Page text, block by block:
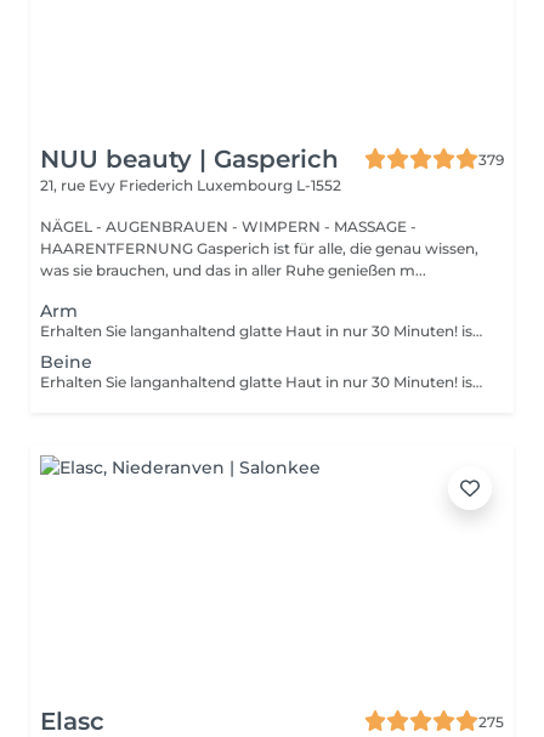
NUU beauty | Gasperich
379
21, rue Evy Friederich Luxembourg L-1552
NÄGEL - AUGENBRAUEN - WIMPERN - MASSAGE -
HAARENTFERNUNG Gasperich ist für alle, die genau wissen,
was sie brauchen, und das in aller Ruhe genießen m...
Arm
Erhalten Sie langanhaltend glatte Haut in nur 30 Minuten! ist eine Methode zur Haarentfernung, bei der die Haare mitsamt der Haarfollikel mit warmem Wachs herausgezogen werden. Wie wird die Wachs-Epilation durchgeführt? - Vorbereitung (die Kosmetikerin trägt eine spezielle antiseptische Lotion auf die Haut auf) - Wachs wird aufgetragen (die Wachsmischung wird auf eine bestimmte Temperatur erhitzt und anschließend mit einem Holzspatel auf die Haut aufgetragen) - Enthaarung (nachdem das Wachs ausgehärtet ist, entfernt die Kosmetikerin die Wachsstreifen mit den Haaren durch scharfe Bewegungen) - Wachsreste werden entfernt (Wachsreste werden entfernt und Aloe-Vera-Creme wird aufgetragen) Altersbeschränkungen: empfohlenes Mindestalter ab 14 Jahren. Empfehlungen nach dem Eingriff: es wird empfohlen, innerhalb von 12 Stunden nach dem Eingriff kein heißes Bad zu nehmen, keine Sauna zu besuchen und nicht im Pool zu schwimmen, da dies zu Reizungen führen kann. Frequenz: einmal in 4 Wochen.
Beine
Erhalten Sie langanhaltend glatte Haut in nur 30 Minuten! ist eine Methode zur Haarentfernung, bei der die Haare mitsamt der Haarfollikel mit warmem Wachs herausgezogen werden. Wie wird die Wachs-Epilation durchgeführt? - Vorbereitung (die Kosmetikerin trägt eine spezielle antiseptische Lotion auf die Haut auf) - Wachs wird aufgetragen (die Wachsmischung wird auf eine bestimmte Temperatur erhitzt und anschließend mit einem Holzspatel auf die Haut aufgetragen) - Enthaarung (nachdem das Wachs ausgehärtet ist, entfernt die Kosmetikerin die Wachsstreifen mit den Haaren durch scharfe Bewegungen) - Wachsreste werden entfernt (Wachsreste werden entfernt und Aloe-Vera-Creme wird aufgetragen) Altersbeschränkungen: empfohlenes Mindestalter ab 14 Jahren. Empfehlungen nach dem Eingriff: es wird empfohlen, innerhalb von 12 Stunden nach dem Eingriff kein heißes Bad zu nehmen, keine Sauna zu besuchen und nicht im Pool zu schwimmen, da dies zu Reizungen führen kann. Frequenz: einmal in 4 Wochen.
Elasc
275